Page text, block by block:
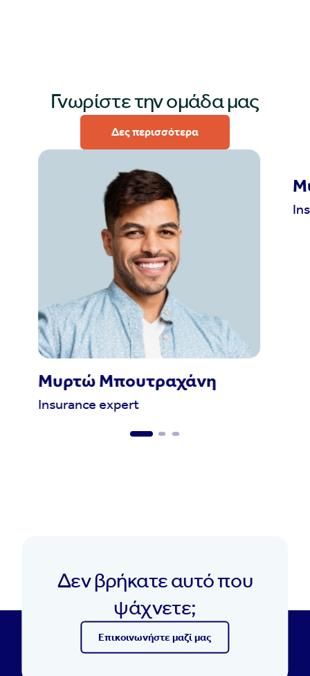
Γνωρίστε την ομάδα μας
Δες περισσότερα
Μυρτώ Μπουτραχάνη
Insurance expert
Δεν βρήκατε αυτό που
ψάχνετε;
Επικοινωνήστε μαζί μας